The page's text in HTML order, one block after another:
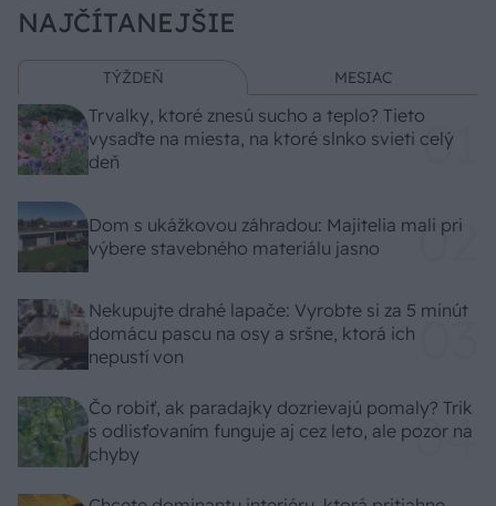
NAJČÍTANEJŠIE
TÝŽDEŇ MESIAC
Trvalky, ktoré znesú sucho a teplo? Tieto
vysaďte na miesta, na ktoré slnko svieti celý
deň
Dom s ukážkovou záhradou: Majitelia mali pri
výbere stavebného materiálu jasno
Nekupujte drahé lapače: Vyrobte si za 5 minút
domácu pascu na osy a sršne, ktorá ich
nepustí von
Čo robiť, ak paradajky dozrievajú pomaly? Trik
s odlisťovaním funguje aj cez leto, ale pozor na
chyby